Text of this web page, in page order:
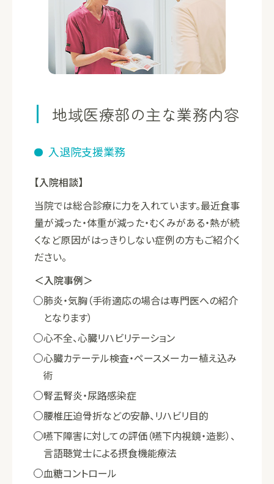
地域医療部の主な業務内容
入退院支援業務
【入院相談】
当院では総合診療に力を入れています。最近食事
量が減った・体重が減った・むくみがある・熱が続
くなど原因がはっきりしない症例の方もご紹介く
ださい。
＜入院事例＞
肺炎・気胸（手術適応の場合は専門医への紹介
となります）
心不全、心臓リハビリテーション
心臓カテーテル検査・ペースメーカー植え込み
術
腎盂腎炎・尿路感染症
腰椎圧迫骨折などの安静、リハビリ目的
嚥下障害に対しての評価（嚥下内視鏡・造影）、
言語聴覚士による摂食機能療法
血糖コントロール